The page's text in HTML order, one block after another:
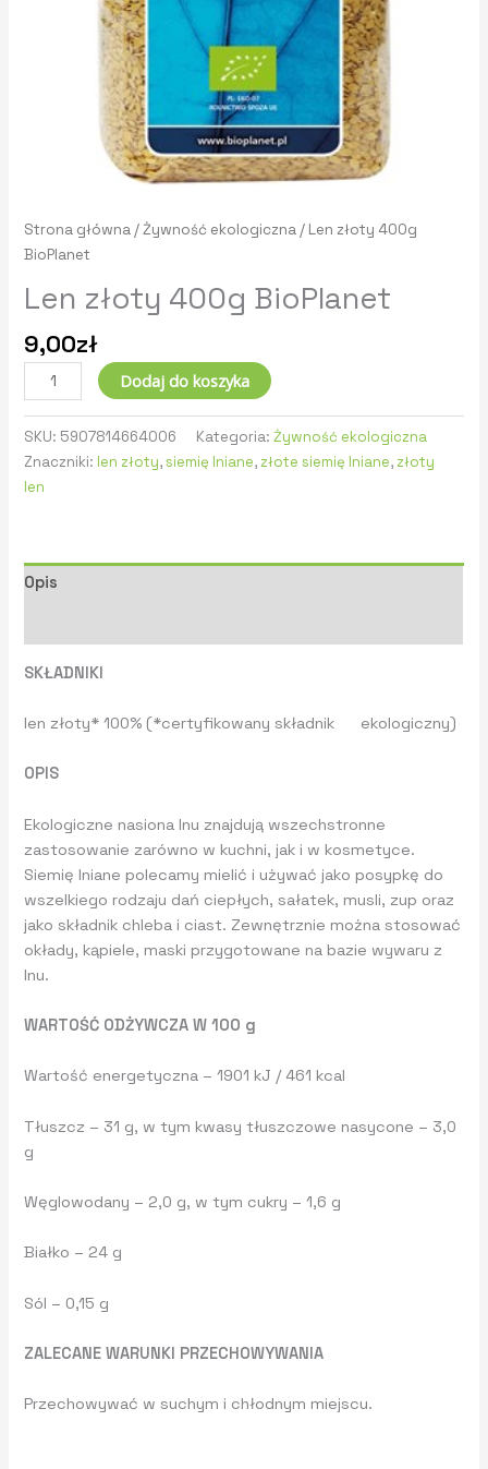
Strona główna /Żywność ekologiczna / Len złoty 400g
BioPlanet
Len złoty 400g BioPlanet
9,00zł
Dodaj do koszyka
SKU: 5907814664006 Kategoria:Żywność ekologiczna
Znaczniki: len złoty,siemię lniane, złote siemię lniane, złoty
len
Opis
SKŁADNIKI
len złoty* 100% (*certyfikowany składnik ekologiczny)
OPIS
Ekologiczne nasiona lnu znajdują wszechstronne
zastosowanie zarówno w kuchni, jak i w kosmetyce.
Siemię lniane polecamy mielić i używać jako posypkę do
wszelkiego rodzaju dań ciepłych, sałatek, musli, zup oraz
jako składnik chleba i ciast. Zewnętrznie można stosować
okłady, kąpiele, maski przygotowane na bazie wywaru z
lnu.
WARTOŚĆ ODŻYWCZA W 100 g
Wartość energetyczna – 1901 kJ / 461 kcal
Tłuszcz – 31 g, w tym kwasy tłuszczowe nasycone – 3,0
g
Węglowodany – 2,0 g, w tym cukry – 1,6 g
Białko – 24 g
Sól – 0,15 g
ZALECANE WARUNKI PRZECHOWYWANIA
Przechowywać w suchym i chłodnym miejscu.